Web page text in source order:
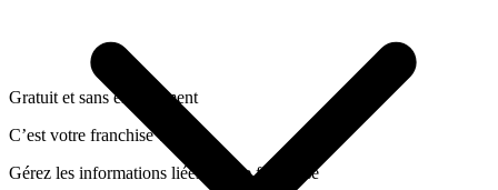
Gratuit et sans engagement
C’est votre franchise ?
Gérez les informations liées a cette franchise